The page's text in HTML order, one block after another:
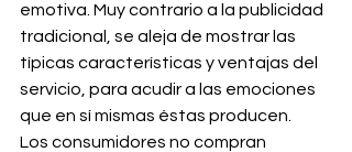
emotiva. Muy contrario a la publicidad
tradicional, se aleja de mostrar las
típicas características y ventajas del
servicio, para acudir a las emociones
que en sí mismas éstas producen.
Los consumidores no compran